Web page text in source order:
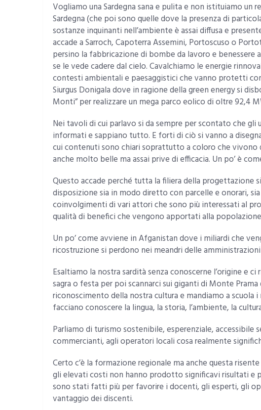
Vogliamo una Sardegna sana e pulita e non istituiamo un
Sardegna (che poi sono quelle dove la presenza di
sostanze inquinanti nell’ambiente è assai diffusa e
accade a Sarroch, Capoterra Assemini, Portoscuso o
persino la fabbricazione di bombe da lavoro e benessere
se le vede cadere dal cielo. Cavalchiamo le energie
contesti ambientali e paesaggistici che vanno protetti
Siurgus Donigala dove in ragione della green energy si
Monti” per realizzare un mega parco eolico di oltre 92,4
Nei tavoli di cui parlavo si da sempre per scontato che
informati e sappiano tutto. E forti di ciò si vanno a
cui contenuti sono chiari soprattutto a coloro che
anche molto belle ma assai prive di efficacia. Un po’ è
Questo accade perché tutta la filiera della progettazione
disposizione sia in modo diretto con parcelle e onorari,
coinvolgimenti di vari attori che sono più interessati al
qualità di benefici che vengono apportati alla
Un po’ come avviene in Afganistan dove i miliardi che
ricostruzione si perdono nei meandri delle
Esaltiamo la nostra sardità senza conoscerne l’origine e
sagra o festa per poi scannarci sui giganti di Monte
riconoscimento della nostra cultura e mandiamo a
facciano conoscere la lingua, la storia, l’ambiente, la
Parliamo di turismo sostenibile, esperenziale, accessibile
commercianti, agli operatori locali cosa realmente
Certo c’è la formazione regionale ma anche questa
gli elevati costi non hanno prodotto significavi risultati e
sono stati fatti più per favorire i docenti, gli esperti, gli
vantaggio dei discenti.